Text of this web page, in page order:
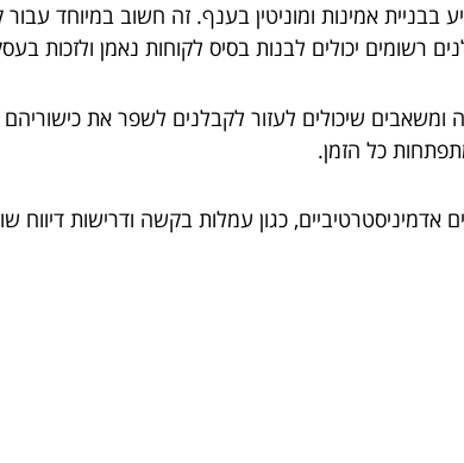
בבניית אמינות ומוניטין בענף. זה חשוב במיוחד
רשומים יכולים לבנות בסיס לקוחות נאמן ולזכות
שיכולים לעזור לקבלנים לשפר את כישוריהם
כל הזמן.
אדמיניסטרטיביים, כגון עמלות בקשה ודרישות